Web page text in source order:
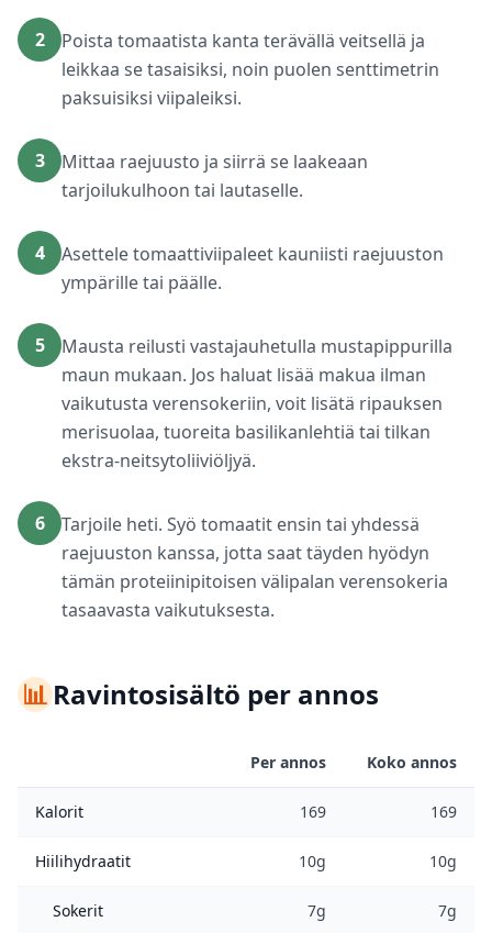
2
Poista tomaatista kanta terävällä veitsellä ja
leikkaa se tasaisiksi, noin puolen senttimetrin
paksuisiksi viipaleiksi.
3
Mittaa raejuusto ja siirrä se laakeaan
tarjoilukulhoon tai lautaselle.
4
Asettele tomaattiviipaleet kauniisti raejuuston
ympärille tai päälle.
5
Mausta reilusti vastajauhetulla mustapippurilla
maun mukaan. Jos haluat lisää makua ilman
vaikutusta verensokeriin, voit lisätä ripauksen
merisuolaa, tuoreita basilikanlehtiä tai tilkan
ekstra-neitsytoliiviöljyä.
6
Tarjoile heti. Syö tomaatit ensin tai yhdessä
raejuuston kanssa, jotta saat täyden hyödyn
tämän proteiinipitoisen välipalan verensokeria
tasaavasta vaikutuksesta.
📊Ravintosisältö per annos
Per annos Koko annos
Kalorit 169 169
Hiilihydraatit 10g 10g
Sokerit 7g 7g